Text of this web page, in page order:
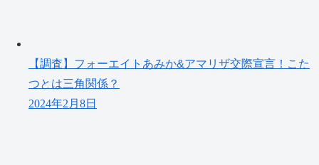
【調査】フォーエイトあみか&アマリザ交際宣言！こた
つとは三角関係？
2024年2月8日